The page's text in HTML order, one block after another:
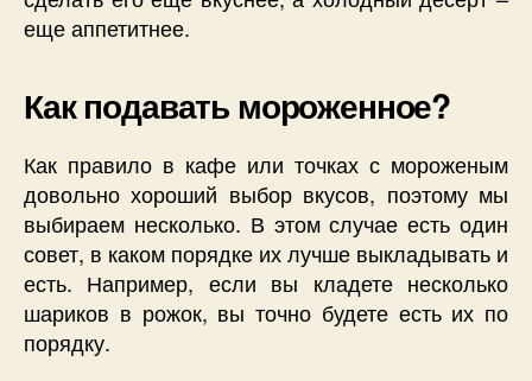
еще аппетитнее.
Как подавать мороженное?
Как правило в кафе или точках с мороженым
довольно хороший выбор вкусов, поэтому мы
выбираем несколько. В этом случае есть один
совет, в каком порядке их лучше выкладывать и
есть. Например, если вы кладете несколько
шариков в рожок, вы точно будете есть их по
порядку.